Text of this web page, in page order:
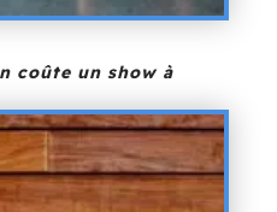
coûte un show à